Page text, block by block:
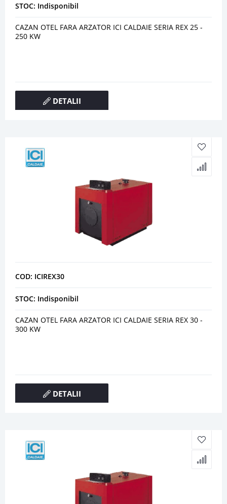
STOC: Indisponibil
CAZAN OTEL FARA ARZATOR ICI CALDAIE SERIA REX 25 -
250 KW
DETALII
COD: ICIREX30
STOC: Indisponibil
CAZAN OTEL FARA ARZATOR ICI CALDAIE SERIA REX 30 -
300 KW
DETALII